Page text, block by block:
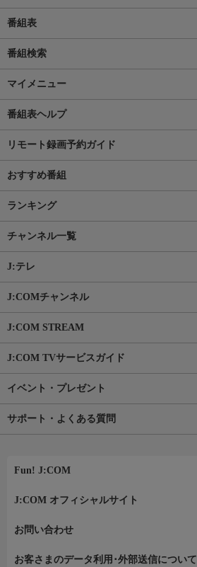
番組表
番組検索
マイメニュー
番組表ヘルプ
リモート録画予約ガイド
おすすめ番組
ランキング
チャンネル一覧
J:テレ
J:COMチャンネル
J:COM STREAM
J:COM TVサービスガイド
イベント・プレゼント
サポート・よくある質問
Fun! J:COM
J:COM オフィシャルサイト
お問い合わせ
お客さまのデータ利用･外部送信について